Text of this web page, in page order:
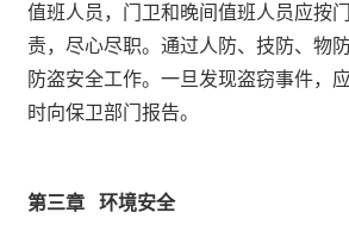
值班人员，门卫和晚间值班人员应按
责，尽心尽职。通过人防、技防、物
防盗安全工作。一旦发现盗窃事件，
时向保卫部门报告。
第三章 环境安全